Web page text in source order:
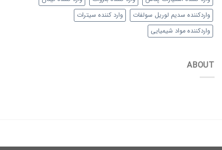
واردکننده سدیم لوریل سولفات
وارد کننده سیترات
واردکننده مواد شیمیایی
ABOUT